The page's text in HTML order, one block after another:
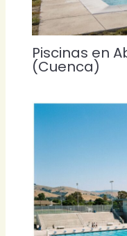
Piscinas en
(Cuenca)